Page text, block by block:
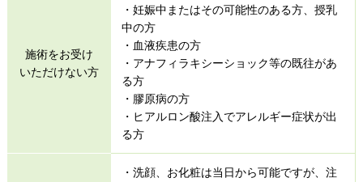
施術をお受け
いただけない方
・妊娠中またはその可能性のある方、授乳
中の方
・血液疾患の方
・アナフィラキシーショック等の既往があ
る方
・膠原病の方
・ヒアルロン酸注入でアレルギー症状が出
る方
・洗顔、お化粧は当日から可能ですが、注